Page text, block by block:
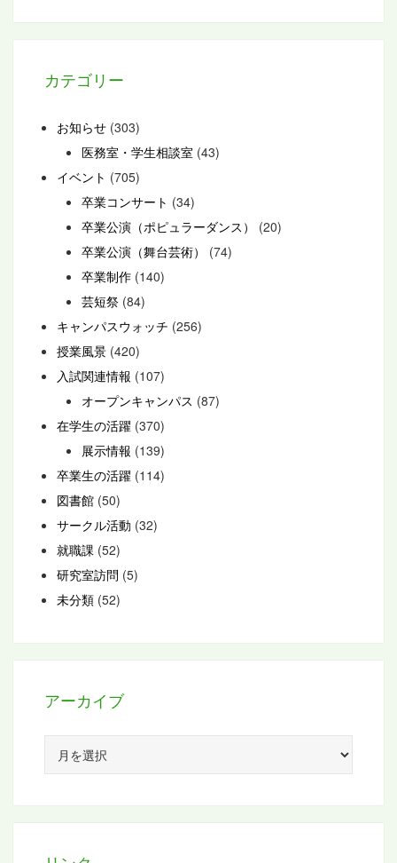
カテゴリー
お知らせ (303)
医務室・学生相談室 (43)
イベント (705)
卒業コンサート (34)
卒業公演（ポピュラーダンス）
(20)
卒業公演（舞台芸術）
(74)
卒業制作 (140)
芸短祭 (84)
キャンパスウォッチ (256)
授業風景 (420)
入試関連情報 (107)
オープンキャンパス (87)
在学生の活躍 (370)
展示情報 (139)
卒業生の活躍 (114)
図書館 (50)
サークル活動 (32)
就職課 (52)
研究室訪問 (5)
未分類 (52)
アーカイブ
カ